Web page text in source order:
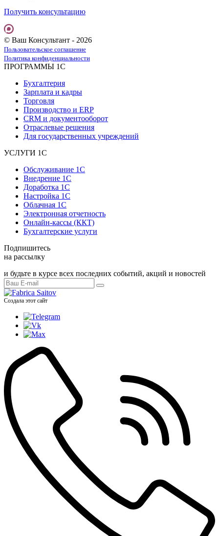
Получить консультацию
© Ваш Консультант - 2026
Пользовательское соглашение
Политика конфиденциальности
ПРОГРАММЫ 1С
Бухгалтерия
Зарплата и кадры
Торговля
Производство и ERP
CRM и документооборот
Отраслевые решения
Для государственных учреждений
УСЛУГИ 1С
Обслуживание 1С
Внедрение 1С
Доработка 1С
Настройка 1С
Облачная 1С
Электронная отчетность
Онлайн-кассы (ККТ)
Бухгалтерские услуги
Подпишитесь
на рассылку
и будьте в курсе всех последних событий, акций и новостей
Создала этот сайт